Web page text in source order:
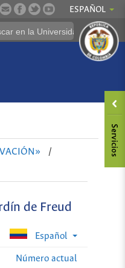
ESPAÑOL
/
de Freud
Español
Número actual